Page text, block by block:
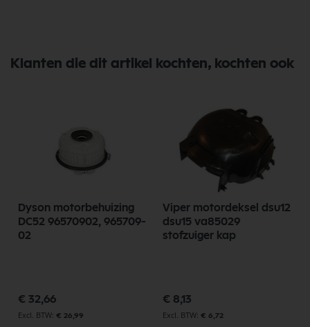
Klanten die dit artikel kochten, kochten ook
Dyson motorbehuizing
DC52 96570902, 965709-
02
€ 32,66
€ 26,99
Viper motordeksel dsu12
dsu15 va85029
stofzuiger kap
€ 8,13
€ 6,72